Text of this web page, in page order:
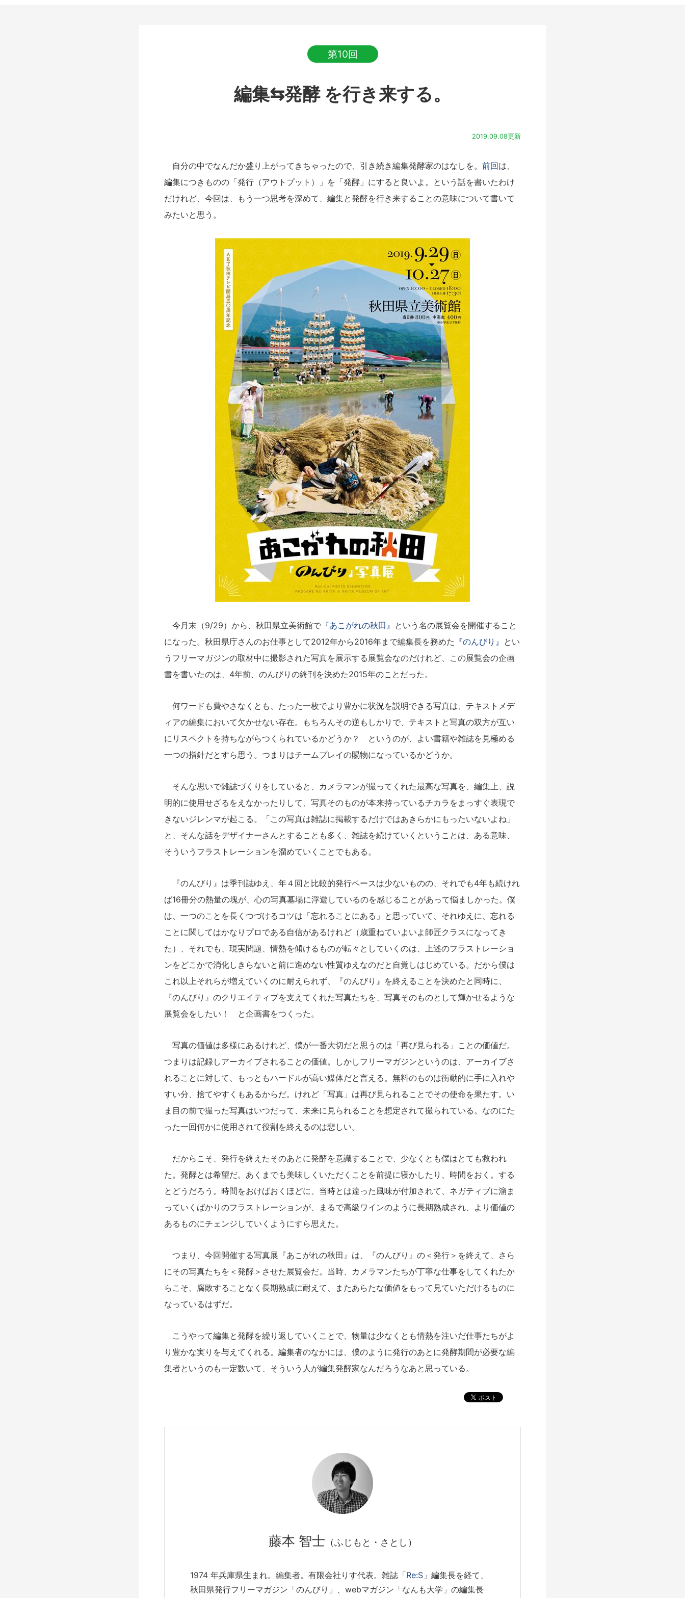
第10回
編集⇆発酵 を行き来する。
2019.09.08更新
自分の中でなんだか盛り上がってきちゃったので、引き続き編集発酵家のはなしを。 前回は、
編集につきものの「発行（アウトプット）」を「発酵」にすると良いよ。という話を書いたわけ
だけれど、今回は、もう一つ思考を深めて、編集と発酵を行き来することの意味について書いて
みたいと思う。
今月末（9/29）から、秋田県立美術館で 『あこがれの秋田』 という名の展覧会を開催すること
になった。秋田県庁さんのお仕事として2012年から2016年まで編集長を務めた 『のんびり』 とい
うフリーマガジンの取材中に撮影された写真を展示する展覧会なのだけれど、この展覧会の企画
書を書いたのは、4年前、のんびりの終刊を決めた2015年のことだった。
何ワードも費やさなくとも、たった一枚でより豊かに状況を説明できる写真は、テキストメデ
ィアの編集において欠かせない存在。もちろんその逆もしかりで、テキストと写真の双方が互い
にリスペクトを持ちながらつくられているかどうか？ というのが、よい書籍や雑誌を見極める
一つの指針だとすら思う。つまりはチームプレイの賜物になっているかどうか。
そんな思いで雑誌づくりをしていると、カメラマンが撮ってくれた最高な写真を、編集上、説
明的に使用せざるをえなかったりして、写真そのものが本来持っているチカラをまっすぐ表現で
きないジレンマが起こる。「この写真は雑誌に掲載するだけではあきらかにもったいないよね」
と、そんな話をデザイナーさんとすることも多く、雑誌を続けていくということは、ある意味、
そういうフラストレーションを溜めていくことでもある。
『のんびり』は季刊誌ゆえ、年４回と比較的発行ペースは少ないものの、それでも4年も続けれ
ば16冊分の熱量の塊が、心の写真墓場に浮遊しているのを感じることがあって悩ましかった。僕
は、一つのことを長くつづけるコツは「忘れることにある」と思っていて、それゆえに、忘れる
ことに関してはかなりプロである自信があるけれど（歳重ねていよいよ師匠クラスになってき
た）、それでも、現実問題、情熱を傾けるものが転々としていくのは、上述のフラストレーショ
ンをどこかで消化しきらないと前に進めない性質ゆえなのだと自覚しはじめている。だから僕は
これ以上それらが増えていくのに耐えられず、『のんびり』を終えることを決めたと同時に、
『のんびり』のクリエイティブを支えてくれた写真たちを、写真そのものとして輝かせるような
展覧会をしたい！ と企画書をつくった。
写真の価値は多様にあるけれど、僕が一番大切だと思うのは「再び見られる」ことの価値だ。
つまりは記録しアーカイブされることの価値。しかしフリーマガジンというのは、アーカイブさ
れることに対して、もっともハードルが高い媒体だと言える。無料のものは衝動的に手に入れや
すい分、捨てやすくもあるからだ。けれど「写真」は再び見られることでその使命を果たす。い
ま目の前で撮った写真はいつだって、未来に見られることを想定されて撮られている。なのにた
った一回何かに使用されて役割を終えるのは悲しい。
だからこそ、発行を終えたそのあとに発酵を意識することで、少なくとも僕はとても救われ
た。発酵とは希望だ。あくまでも美味しくいただくことを前提に寝かしたり、時間をおく。する
とどうだろう。時間をおけばおくほどに、当時とは違った風味が付加されて、ネガティブに溜ま
っていくばかりのフラストレーションが、まるで高級ワインのように長期熟成され、より価値の
あるものにチェンジしていくようにすら思えた。
つまり、今回開催する写真展『あこがれの秋田』は、『のんびり』の＜発行＞を終えて、さら
にその写真たちを＜発酵＞させた展覧会だ。当時、カメラマンたちが丁寧な仕事をしてくれたか
らこそ、腐敗することなく長期熟成に耐えて、またあらたな価値をもって見ていただけるものに
なっているはずだ。
こうやって編集と発酵を繰り返していくことで、物量は少なくとも情熱を注いだ仕事たちがよ
り豊かな実りを与えてくれる。編集者のなかには、僕のように発行のあとに発酵期間が必要な編
集者というのも一定数いて、そういう人が編集発酵家なんだろうなあと思っている。
藤本 智士 （ふじもと・さとし）
1974 年兵庫県生まれ。編集者。有限会社りす代表。雑誌「Re:S 」編集長を経て、
秋田県発行フリーマガジン「のんびり」、webマガジン「なんも大学」の編集長